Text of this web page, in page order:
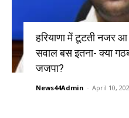
हरियाणा में टूटती नजर आ
सवाल बस इतना- क्या
जजपा?
News44Admin - April 10,